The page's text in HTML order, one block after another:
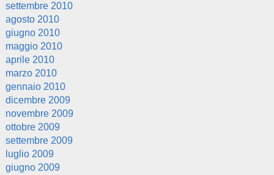
settembre 2010
agosto 2010
giugno 2010
maggio 2010
aprile 2010
marzo 2010
gennaio 2010
dicembre 2009
novembre 2009
ottobre 2009
settembre 2009
luglio 2009
giugno 2009